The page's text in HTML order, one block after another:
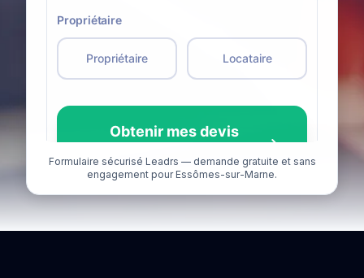
Formulaire sécurisé Leadrs — demande gratuite et sans
engagement pour Essômes-sur-Marne.